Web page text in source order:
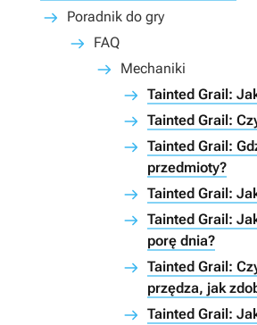
Poradnik do gry
FAQ
Mechaniki
Tainted Grail:
Tainted Grail:
Tainted Grail:
przedmioty?
Tainted Grail:
Tainted Grail:
porę dnia?
Tainted Grail:
przędza, jak
Tainted Grail: